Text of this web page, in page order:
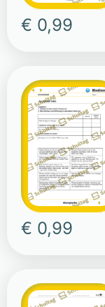
€ 0,99
€ 0,99